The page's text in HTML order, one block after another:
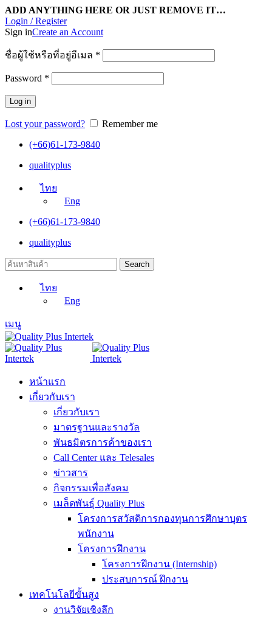
ADD ANYTHING HERE OR JUST REMOVE IT…
Login / Register
Sign inCreate an Account
ชื่อผู้ใช้หรือที่อยู่อีเมล *
Password *
Log in
Lost your password?
Remember me
(+66)61-173-9840
qualityplus
ไทย
Eng
(+66)61-173-9840
qualityplus
Search
ไทย
Eng
เมนู
หน้าแรก
เกี่ยวกับเรา
เกี่ยวกับเรา
มาตรฐานและรางวัล
พันธมิตรการค้าของเรา
Call Center และ Telesales
ข่าวสาร
กิจกรรมเพื่อสังคม
เมล็ดพันธุ์ Quality Plus
โครงการสวัสดิการกองทุนการศึกษาบุตร
พนักงาน
โครงการฝึกงาน
โครงการฝึกงาน (Internship)
ประสบการณ์ ฝึกงาน
เทคโนโลยีขั้นสูง
งานวิจัยเชิงลึก